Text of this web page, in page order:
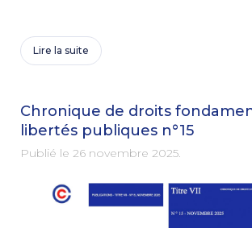
Lire la suite
Chronique de droits
libertés publiques n°15
Publié le 26 novembre 2025.